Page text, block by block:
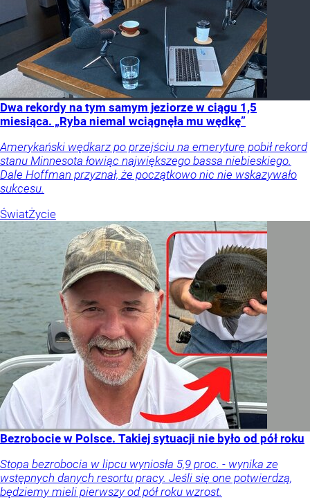
Dwa rekordy na tym samym jeziorze w ciągu 1,5
miesiąca. „Ryba niemal wciągnęła mu wędkę”
Amerykański wędkarz po przejściu na emeryturę pobił rekord
stanu Minnesota łowiąc największego bassa niebieskiego.
Dale Hoffman przyznał, że początkowo nic nie wskazywało
sukcesu.
ŚwiatŻycie
Bezrobocie w Polsce. Takiej sytuacji nie było od pół roku
Stopa bezrobocia w lipcu wyniosła 5,9 proc. - wynika ze
wstępnych danych resortu pracy. Jeśli się one potwierdzą,
będziemy mieli pierwszy od pół roku wzrost.